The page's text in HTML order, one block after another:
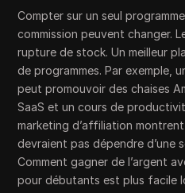
Compter sur un seul
commission peuvent changer.
rupture de stock. Un meilleur
de programmes. Par exemple,
peut promouvoir des chaises
SaaS et un cours de
marketing d’affiliation
devraient pas dépendre d’une
Comment gagner de l’argent
pour débutants est plus facile